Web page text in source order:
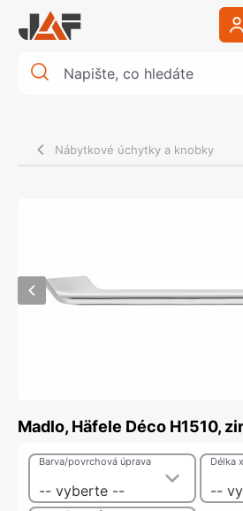
Nábytkové úchytky a knobky
Madlo, Häfele Déco H1510,
-- vyberte --
Barva/povrchová úprava
--
Délka